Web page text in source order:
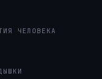
ЧЕЛОВЕКА